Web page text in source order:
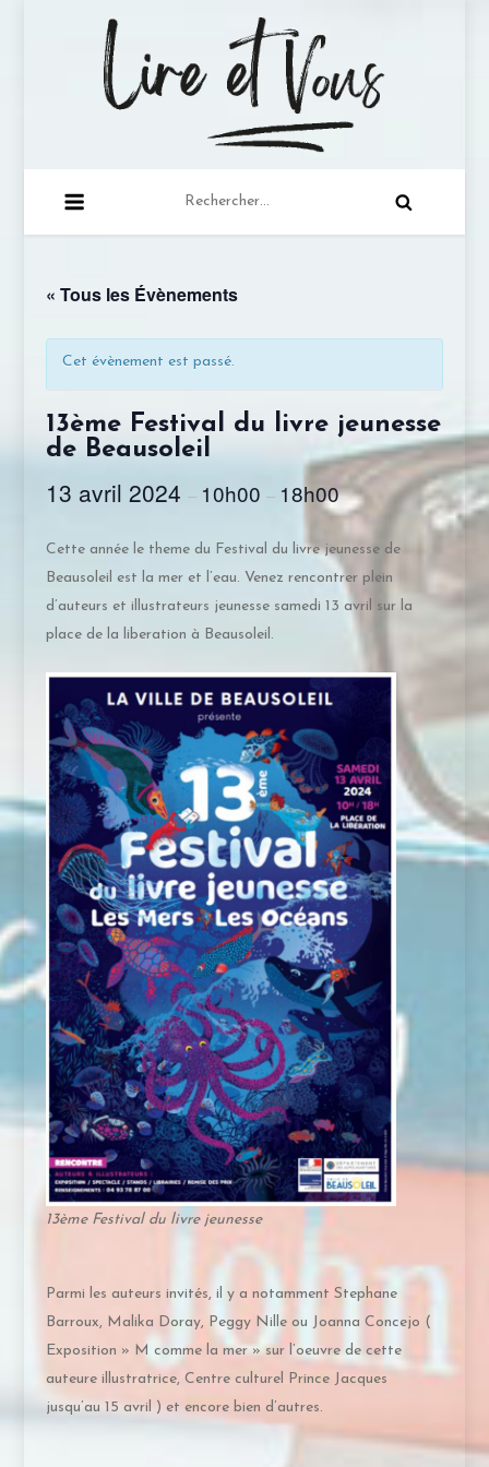
passion de la lecture …
« Tous les Évènements
Cet évènement est passé.
13ème Festival du livre jeunesse
de Beausoleil
13 avril 2024– 10h00– 18h00
Cette année le theme du Festival du livre jeunesse de
Beausoleil est la mer et l’eau. Venez rencontrer plein
d’auteurs et illustrateurs jeunesse samedi 13 avril sur la
place de la liberation à Beausoleil.
13ème Festival du livre jeunesse
Parmi les auteurs invités, il y a notamment Stephane
Barroux, Malika Doray, Peggy Nille ou Joanna Concejo (
Exposition » M comme la mer » sur l’oeuvre de cette
auteure illustratrice, Centre culturel Prince Jacques
jusqu’au 15 avril ) et encore bien d’autres.